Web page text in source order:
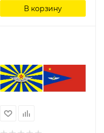
В корзину